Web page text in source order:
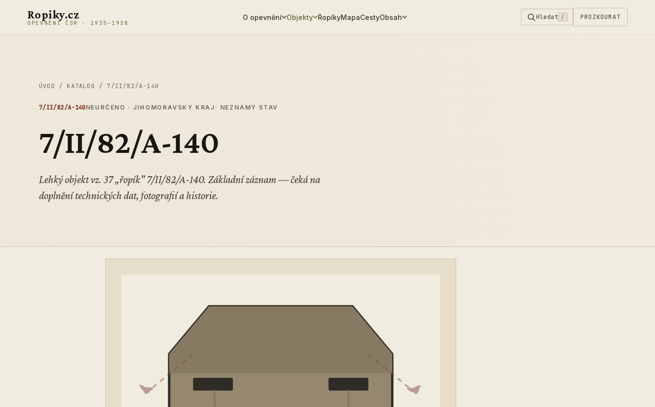
Ropiky.cz
OPEVNĚNÍ ČSR · 1935–1938
O opevnění Objekty ŘopíkyMapaCestyObsah Hledat / PROZKOUMAT
ÚVOD / KATALOG / 7/II/82/A-140
7/II/82/A-140NEURČENO · JIHOMORAVSKÝ KRAJ · NEZNÁMÝ STAV
7/II/82/A-140
Lehký objekt vz. 37 „řopík" 7/II/82/A-140. Základní záznam — čeká na
doplnění technických dat, fotografií a historie.